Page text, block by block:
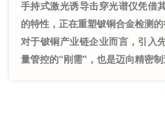
手持式激光诱导击穿光谱仪凭借
的特性，正在重塑铍铜合金检测的
对于铍铜产业链企业而言，引入
量管控的“刚需"，也是迈向精密制